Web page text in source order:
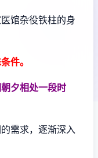
馆杂役铁柱的身
件。
夕相处一段时
需求，逐渐深入